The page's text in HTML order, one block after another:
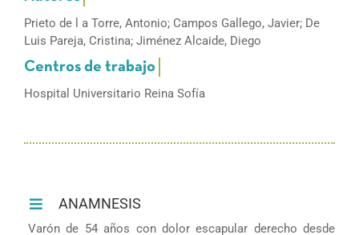
Prieto de l a Torre, Antonio; Campos Gallego, Javier; De
Luis Pareja, Cristina; Jiménez Alcaide, Diego
Hospital Universitario Reina Sofía
ANAMNESIS
Varón de 54 años con dolor escapular derecho desde